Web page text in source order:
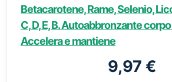
Betacarotene, Rame, Selenio,
C, D, E, B. Autoabbronzante
Accelera e mantiene
9,97 €